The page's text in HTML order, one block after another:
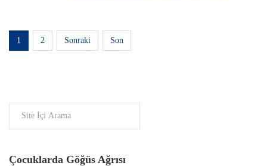
1 2 Sonraki Son
Çocuklarda Göğüs Ağrısı